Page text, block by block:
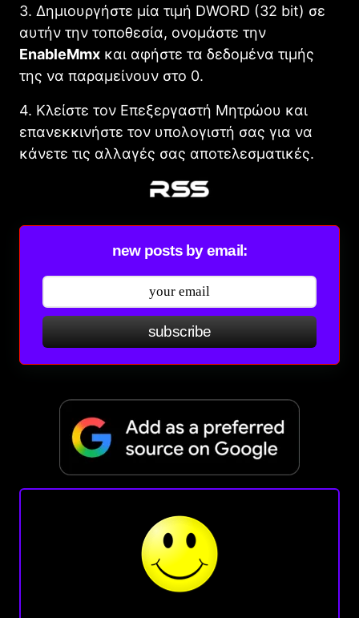
3. Δημιουργήστε μία τιμή DWORD (32 bit) σε
αυτήν την τοποθεσία, ονομάστε την
EnableMmx και αφήστε τα δεδομένα τιμής
της να παραμείνουν στο 0.
4. Κλείστε τον Επεξεργαστή Μητρώου και
επανεκκινήστε τον υπολογιστή σας για να
κάνετε τις αλλαγές σας αποτελεσματικές.
new posts by email:
subscribe